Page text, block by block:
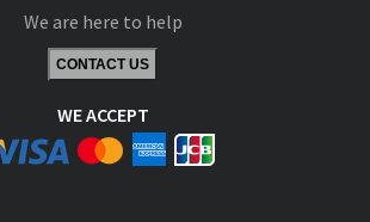
We are here to help
CONTACT US
WE ACCEPT